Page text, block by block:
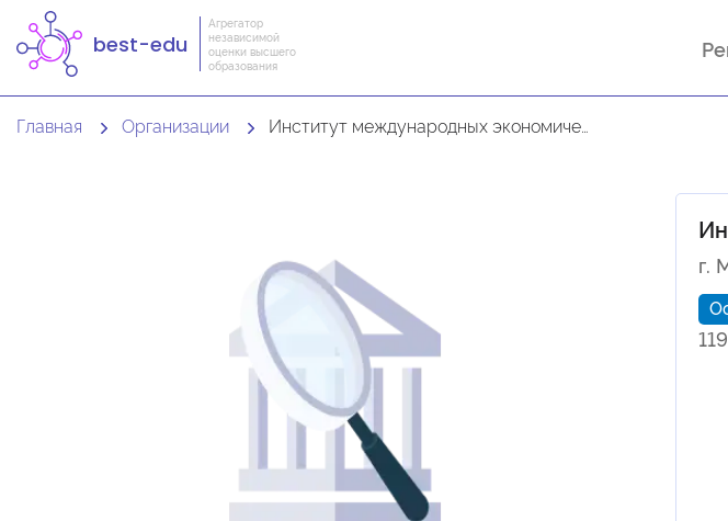
best-edu
Агрегатор
независимой
оценки высшего
образования
Главная Организации Институт международных экономических связей
г.